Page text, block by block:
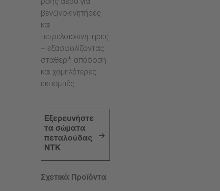
ροής αέρα για
βενζινοκινητήρες
και
πετρελαιοκινητήρες
– εξασφαλίζοντας
σταθερή απόδοση
και χαμηλότερες
εκπομπές.
Εξερευνήστε
τα σώματα
πεταλούδας
NTK
Σχετικά Προϊόντα